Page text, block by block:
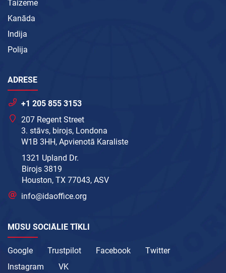
Taizeme
Kanāda
Indija
Polija
ADRESE
+1 205 855 3153
207 Regent Street
3. stāvs, birojs, Londona
W1B 3HH, Apvienotā Karaliste
1321 Upland Dr.
Birojs 3819
Houston, TX 77043, ASV
info@idaoffice.org
MŪSU SOCIĀLIE TĪKLI
Google Trustpilot Facebook
Twitter
Instagram
VK